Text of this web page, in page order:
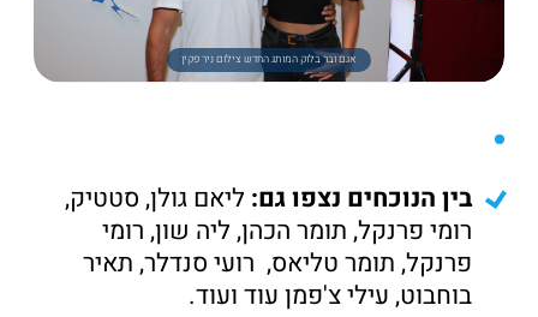
אגם ובר בלוק המותג החדש צילום ניר פקין
בין הנוכחים נצפו גם: ליאם גולן, סטטיק,
רומי פרנקל, תומר הכהן, ליה שון, רומי
פרנקל, תומר טליאס, רועי סנדלר, תאיר
בוחבוט, עילי צ'פמן עוד ועוד.